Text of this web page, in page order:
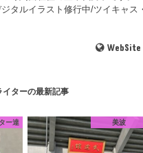
タルイラスト修行中/ツイキャス
WebSite
イターの最新記事
ー達 美波